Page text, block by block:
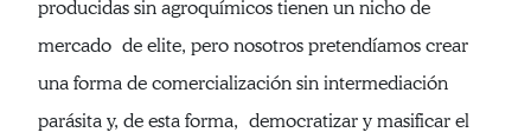
producidas sin agroquímicos tienen un nicho de
mercado de elite, pero nosotros pretendíamos crear
una forma de comercialización sin intermediación
parásita y, de esta forma, democratizar y masificar el